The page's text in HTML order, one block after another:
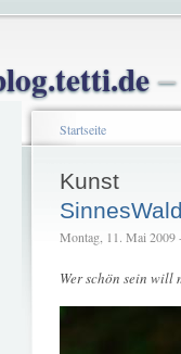
–
Startseite
Kunst
Montag, 11. Mai 2009
Wer schön sein will